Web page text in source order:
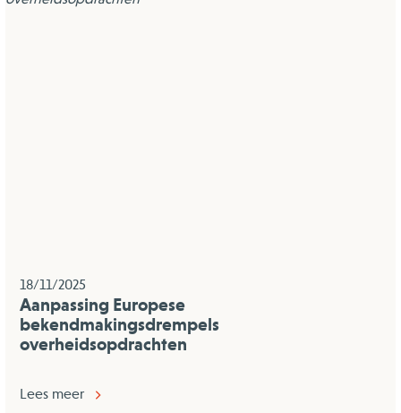
18/11/2025
Aanpassing Europese
bekendmakingsdrempels
overheidsopdrachten
Lees meer